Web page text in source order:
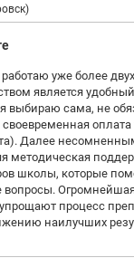
уже более
является
выбираю сама, не
оплата
Далее
методическая
школы, которые
вопросы.
процесс
наилучших